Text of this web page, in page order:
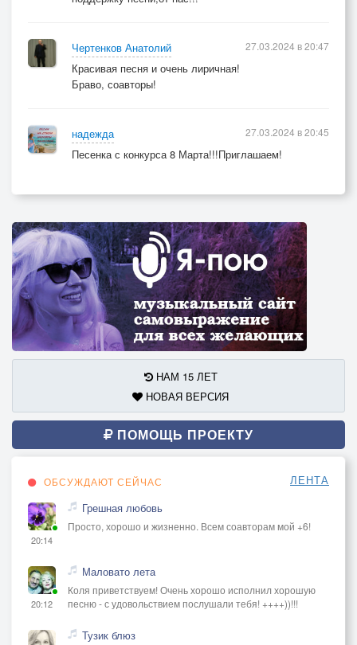
Чертенков Анатолий
Красивая песня и очень лиричная!
Браво, соавторы!
27.03.2024 в 20:47
надежда
Песенка с конкурса 8 Марта!!!Приглашаем!
27.03.2024 в 20:45
НАМ 15 ЛЕТ
НОВАЯ ВЕРСИЯ
ПОМОЩЬ ПРОЕКТУ
ОБСУЖДАЮТ СЕЙЧАС ЛЕНТА
20:14
Грешная любовь
Просто, хорошо и жизненно. Всем соавторам мой +6!
20:12
Маловато лета
Коля приветствуем! Очень хорошо исполнил хорошую
песню - с удовольствием послушали тебя! ++++))!!!
Тузик блюз